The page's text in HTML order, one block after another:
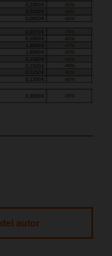
autor